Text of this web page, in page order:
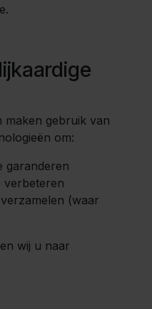
maken gebruik van
om:
garanderen
verbeteren
(waar
wij u naar